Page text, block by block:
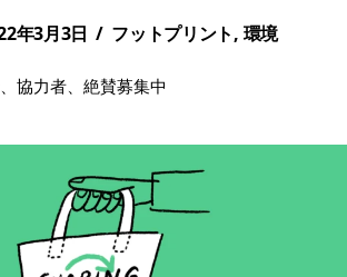
年3月3日 / フットプリント, 環境
協力者、絶賛募集中